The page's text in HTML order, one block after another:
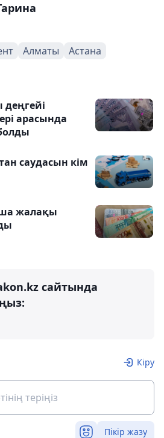
Алматы Астана
арасында
саудасын кім
жалақы
сайтында
Кіру
Пікір жазу